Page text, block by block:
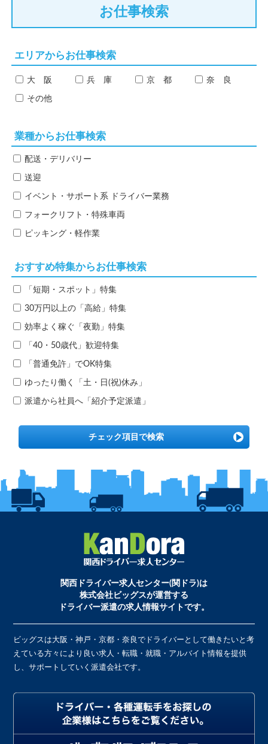
お仕事検索
エリアからお仕事検索
大 阪 兵 庫 京 都 奈 良
その他
業種からお仕事検索
配送・デリバリー
送迎
イベント・サポート系 ドライバー業務
フォークリフト・特殊車両
ピッキング・軽作業
おすすめ特集からお仕事検索
「短期・スポット」特集
30万円以上の「高給」特集
効率よく稼ぐ「夜勤」特集
「40・50歳代」歓迎特集
「普通免許」でOK特集
ゆったり働く「土・日(祝)休み」
派遣から社員へ「紹介予定派遣」
チェック項目で検索
関西ドライバー求人センター(関ドラ)は
株式会社ビッグスが運営する
ドライバー派遣の求人情報サイトです。
ビッグスは大阪・神戸・京都・奈良でドライバーとして働きたいと考
えている方々により良い求人・転職・就職・アルバイト情報を提供
し、サポートしていく派遣会社です。